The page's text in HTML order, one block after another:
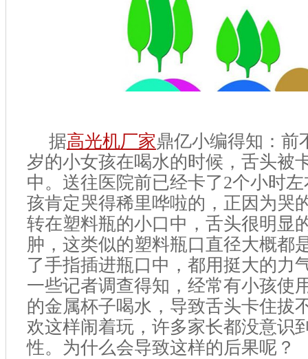
据高光机厂家鼎亿小编得知：前
岁的小女孩在喝水的时候，舌头被
中。送往医院前已经卡了2个小时
孩肯定哭得稀里哗啦的，正因为哭
转在塑料瓶的小口中，舌头很明显
肿，这类似的塑料瓶口直径大概都
了手指插进瓶口中，都用挺大的力
一些记者调查得知，经常有小孩使
的金属杯子喝水，导致舌头卡住拔
欢这样闹着玩，许多家长都没意识
性。为什么会导致这样的后果呢？